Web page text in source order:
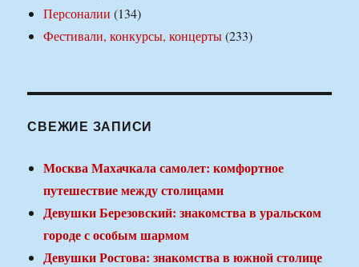
Персоналии (134)
Фестивали, конкурсы, концерты(233)
СВЕЖИЕ ЗАПИСИ
Москва Махачкала самолет: комфортное
путешествие между столицами
Девушки Березовский: знакомства в уральском
городе с особым шармом
Девушки Ростова: знакомства в южной столице